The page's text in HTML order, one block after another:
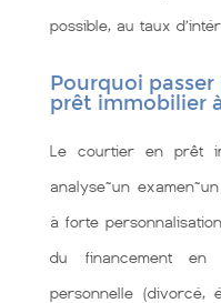
possible, au taux
Pourquoi
prêt immobilier
Le courtier en prêt
analyse~un
à forte
du financement en
personnelle (divorcé,